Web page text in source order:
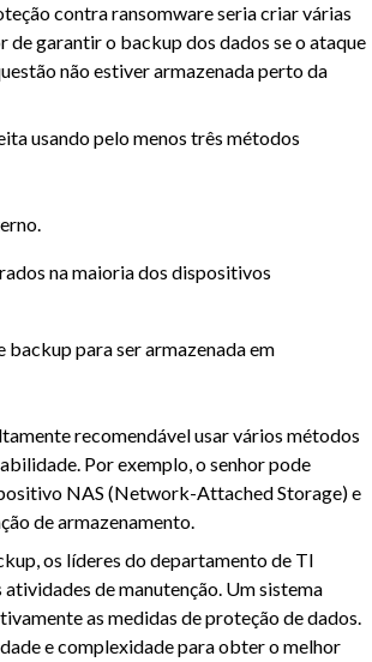
contra ransomware seria criar várias
de garantir o backup dos dados se o ataque
não estiver armazenada perto da
usando pelo menos três métodos
na maioria dos dispositivos
para ser armazenada em
recomendável usar vários métodos
Por exemplo, o senhor pode
NAS (Network-Attached Storage) e
de armazenamento.
os líderes do departamento de TI
de manutenção. Um sistema
as medidas de proteção de dados.
e complexidade para obter o melhor